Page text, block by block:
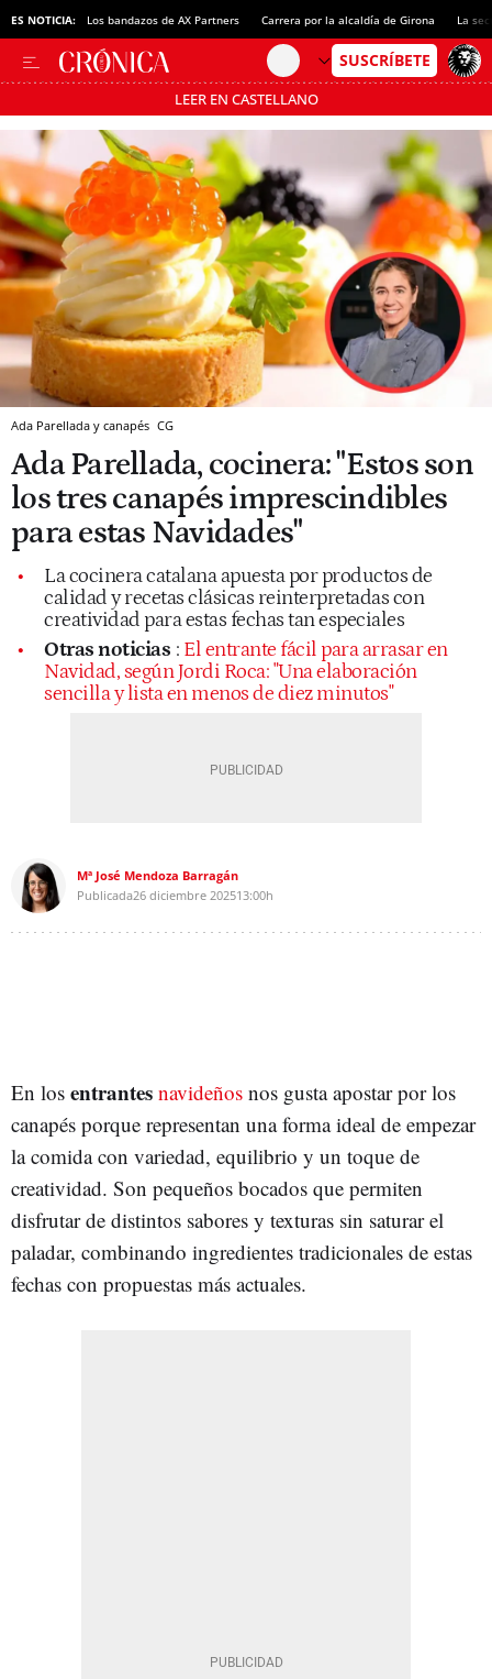
ES NOTICIA: Los bandazos de AX Partners Carrera por la alcaldía de Girona La
LEER EN CASTELLANO
Pásate al MODO AHORRO
Ada Parellada y canapés CG
Ada Parellada, cocinera: "Estos son
los tres canapés imprescindibles
para estas Navidades"
La cocinera catalana apuesta por productos de
calidad y recetas clásicas reinterpretadas con
creatividad para estas fechas tan especiales
Otras noticias : El entrante fácil para arrasar en
Navidad, según Jordi Roca: "Una elaboración
sencilla y lista en menos de diez minutos"
Mª José Mendoza Barragán
Publicada26 diciembre 202513:00h
En los entrantes navideños nos gusta apostar por los
canapés porque representan una forma ideal de empezar
la comida con variedad, equilibrio y un toque de
creatividad. Son pequeños bocados que permiten
disfrutar de distintos sabores y texturas sin saturar el
paladar, combinando ingredientes tradicionales de estas
fechas con propuestas más actuales.